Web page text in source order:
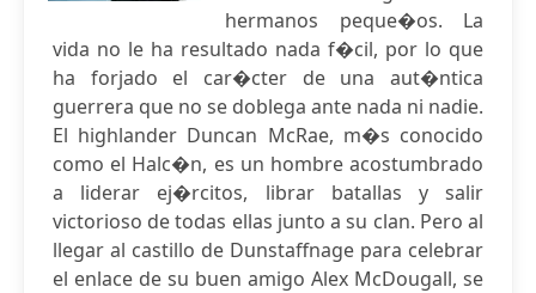
hermanos peque�os. La
vida no le ha resultado nada f�cil, por lo que
ha forjado el car�cter de una aut�ntica
guerrera que no se doblega ante nada ni nadie.
El highlander Duncan McRae, m�s conocido
como el Halc�n, es un hombre acostumbrado
a liderar ej�rcitos, librar batallas y salir
victorioso de todas ellas junto a su clan. Pero al
llegar al castillo de Dunstaffnage para celebrar
el enlace de su buen amigo Alex McDougall, se